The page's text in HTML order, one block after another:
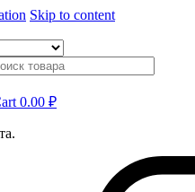
Skip to content
0.00 ₽